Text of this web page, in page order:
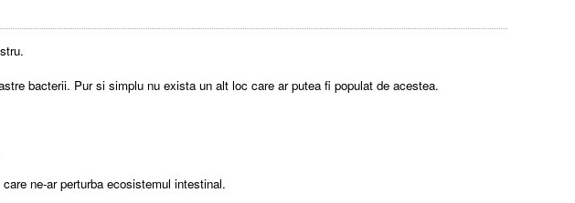
bacterii. Pur si simplu nu exista un alt loc care ar putea fi populat de acestea.
ne-ar perturba ecosistemul intestinal.